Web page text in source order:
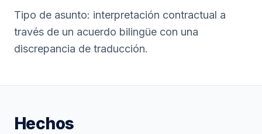
Tipo de asunto: interpretación contractual a
través de un acuerdo bilingüe con una
discrepancia de traducción.
Hechos